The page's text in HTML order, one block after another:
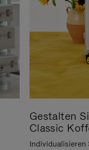
Gestalten
Classic
Individualisieren